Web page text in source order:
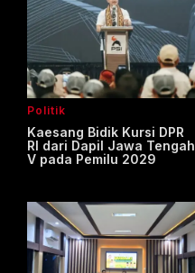
Politik
Kaesang Bidik Kursi DPR
RI dari Dapil Jawa Tengah
V pada Pemilu 2029